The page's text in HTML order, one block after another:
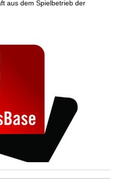
aus dem Spielbetrieb der